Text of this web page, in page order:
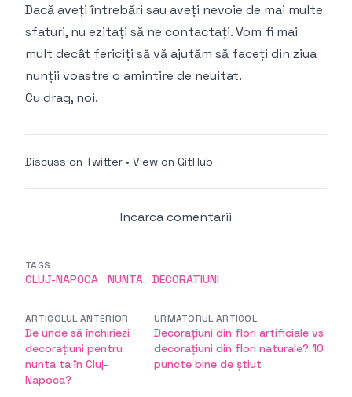
Dacă aveți întrebări sau aveți nevoie de mai multe
sfaturi, nu ezitați să ne contactați. Vom fi mai
mult decât fericiți să vă ajutăm să faceți din ziua
nunții voastre o amintire de neuitat.
Cu drag, noi.
Discuss on Twitter • View on GitHub
Incarca comentarii
TAGS
CLUJ-NAPOCA NUNTA DECORATIUNI
ARTICOLUL ANTERIOR
De unde să închiriezi
decorațiuni pentru
nunta ta în Cluj-
Napoca?
URMATORUL ARTICOL
Decorațiuni din flori artificiale vs
decorațiuni din flori naturale? 10
puncte bine de știut